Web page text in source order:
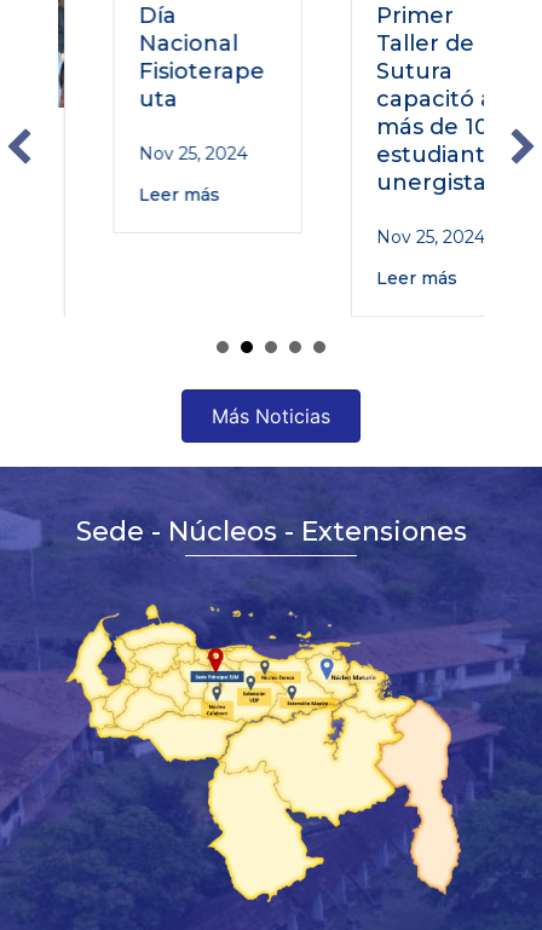
Nacional
Fisioterape
Nov 25, 2024
Leer más
Primer
Taller de
Sutura
capacitó a
más de 100
estudiantes
unergistas
Nov 25, 2024
Leer más
Más Noticias
Sede - Núcleos - Extensiones